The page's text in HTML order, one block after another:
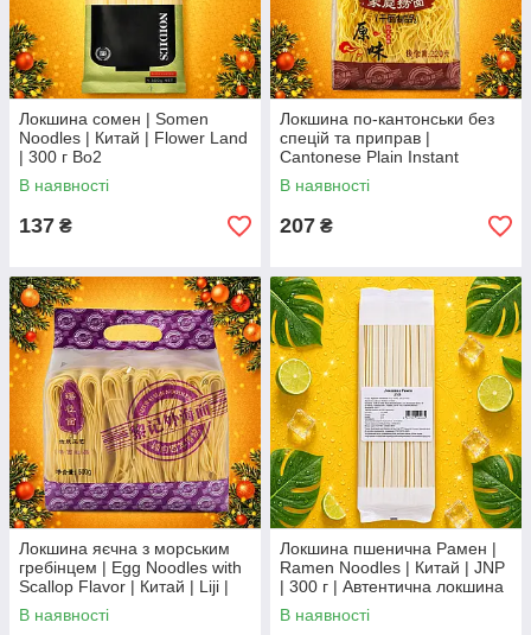
Локшина сомен | Somen
Noodles | Китай | Flower Land
| 300 г Во2
В наявності
137 ₴
Локшина по-кантонськи без
спецій та приправ |
Cantonese Plain Instant
Noodles | Liji | Китай | 220 г
Во2
В наявності
207 ₴
Локшина яєчна з морським
гребінцем | Egg Noodles with
Scallop Flavor | Китай | Liji |
500 г Во2
В наявності
Локшина пшенична Рамен |
Ramen Noodles | Китай | JNP
| 300 г | Автентична локшина
для японського рамену, вок-
страв і супів XCЧ
В наявності